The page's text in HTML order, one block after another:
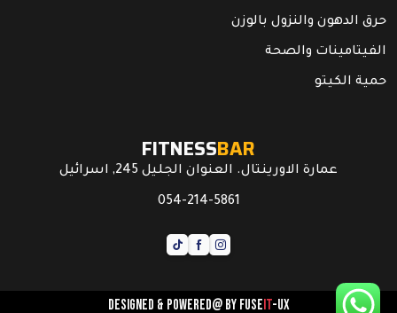
حرق الدهون والنزول بالوزن
الفيتامينات والصحة
حمية الكيتو
FITNESSBAR
عمارة الاورينتال. العنوان الجليل 245, اسرائيل
054-214-5861
Designed & powered@ byFUSEIT-UX